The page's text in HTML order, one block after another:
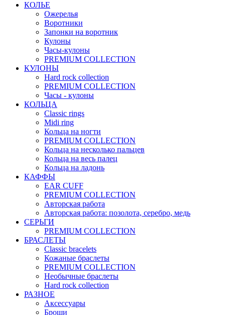
КОЛЬЕ
Ожерелья
Воротники
Запонки на воротник
Кулоны
Часы-кулоны
PREMIUM COLLECTION
КУЛОНЫ
Hard rock collection
PREMIUM COLLECTION
Часы - кулоны
КОЛЬЦА
Classic rings
Midi ring
Кольца на ногти
PREMIUM COLLECTION
Кольца на несколько пальцев
Кольца на весь палец
Кольца на ладонь
КАФФЫ
EAR CUFF
PREMIUM COLLECTION
Авторская работа
Авторская работа: позолота, серебро, медь
СЕРЬГИ
PREMIUM COLLECTION
БРАСЛЕТЫ
Classic bracelets
Кожаные браслеты
PREMIUM COLLECTION
Необычные браслеты
Hard rock collection
РАЗНОЕ
Аксессуары
Броши